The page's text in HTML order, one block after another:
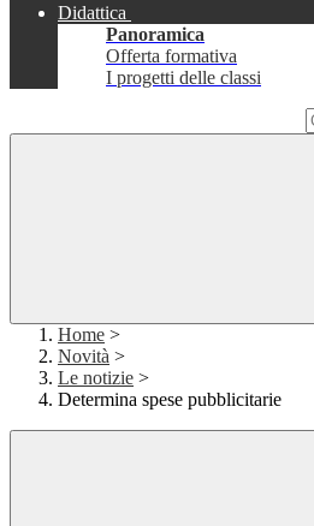
Didattica
Panoramica
Offerta formativa
I progetti delle classi
Home >
Novità >
Le notizie >
Determina spese pubblicitarie